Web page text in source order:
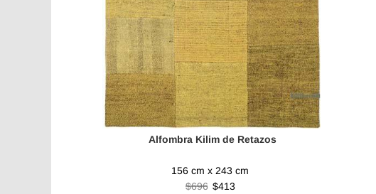
Alfombra Kilim de Retazos
156 cm x 243 cm
$696 $413